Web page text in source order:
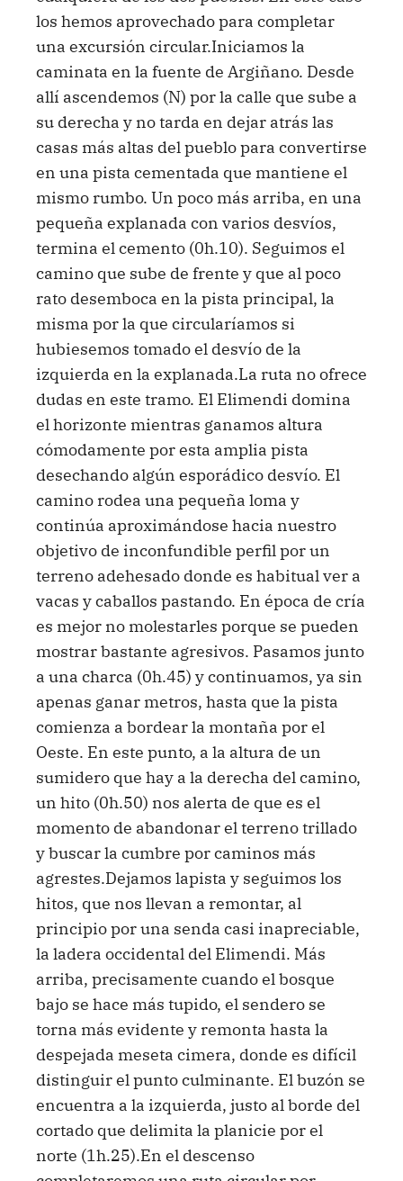
los hemos aprovechado para completar
una excursión circular.Iniciamos la
caminata en la fuente de Argiñano. Desde
allí ascendemos (N) por la calle que sube a
su derecha y no tarda en dejar atrás las
casas más altas del pueblo para convertirse
en una pista cementada que mantiene el
mismo rumbo. Un poco más arriba, en una
pequeña explanada con varios desvíos,
termina el cemento (0h.10). Seguimos el
camino que sube de frente y que al poco
rato desemboca en la pista principal, la
misma por la que circularíamos si
hubiesemos tomado el desvío de la
izquierda en la explanada.La ruta no ofrece
dudas en este tramo. El Elimendi domina
el horizonte mientras ganamos altura
cómodamente por esta amplia pista
desechando algún esporádico desvío. El
camino rodea una pequeña loma y
continúa aproximándose hacia nuestro
objetivo de inconfundible perfil por un
terreno adehesado donde es habitual ver a
vacas y caballos pastando. En época de cría
es mejor no molestarles porque se pueden
mostrar bastante agresivos. Pasamos junto
a una charca (0h.45) y continuamos, ya sin
apenas ganar metros, hasta que la pista
comienza a bordear la montaña por el
Oeste. En este punto, a la altura de un
sumidero que hay a la derecha del camino,
un hito (0h.50) nos alerta de que es el
momento de abandonar el terreno trillado
y buscar la cumbre por caminos más
agrestes.Dejamos lapista y seguimos los
hitos, que nos llevan a remontar, al
principio por una senda casi inapreciable,
la ladera occidental del Elimendi. Más
arriba, precisamente cuando el bosque
bajo se hace más tupido, el sendero se
torna más evidente y remonta hasta la
despejada meseta cimera, donde es difícil
distinguir el punto culminante. El buzón se
encuentra a la izquierda, justo al borde del
cortado que delimita la planicie por el
norte (1h.25).En el descenso